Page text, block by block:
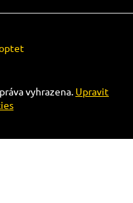
vyhrazena. Upravit